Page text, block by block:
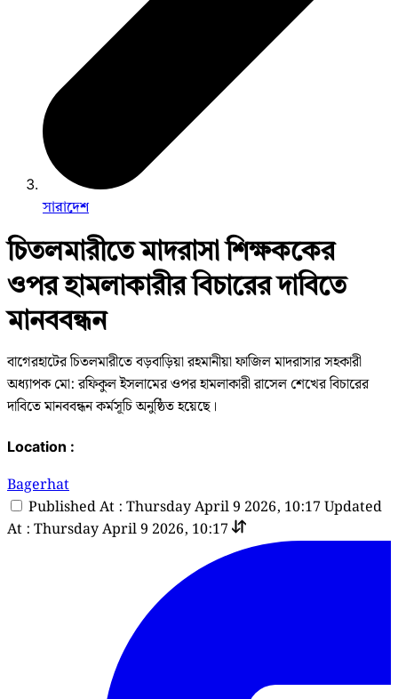
সারাদেশ
চিতলমারীতে মাদরাসা শিক্ষককের
ওপর হামলাকারীর বিচারের দাবিতে
মানববন্ধন
বাগেরহাটের চিতলমারীতে বড়বাড়িয়া রহমানীয়া ফাজিল মাদরাসার সহকারী
অধ্যাপক মো: রফিকুল ইসলামের ওপর হামলাকারী রাসেল শেখের বিচারের
দাবিতে মানববন্ধন কর্মসূচি অনুষ্ঠিত হয়েছে।
Location :
Bagerhat
Published At : Thursday April 9 2026, 10:17 Updated
At : Thursday April 9 2026, 10:17